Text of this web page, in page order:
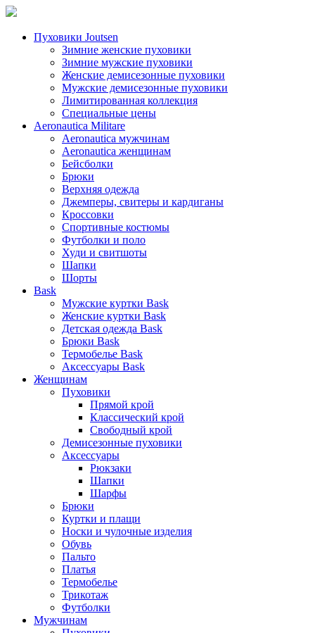
Пуховики Joutsen
Зимние женские пуховики
Зимние мужские пуховики
Женские демисезонные пуховики
Мужские демисезонные пуховики
Лимитированная коллекция
Специальные цены
Aeronautica Militare
Aeronautica мужчинам
Aeronautica женщинам
Бейсболки
Брюки
Верхняя одежда
Джемперы, свитеры и кардиганы
Кроссовки
Спортивные костюмы
Футболки и поло
Худи и свитшоты
Шапки
Шорты
Bask
Мужские куртки Bask
Женские куртки Bask
Детская одежда Bask
Брюки Bask
Термобелье Bask
Аксессуары Bask
Женщинам
Пуховики
Прямой крой
Классический крой
Свободный крой
Демисезонные пуховики
Аксессуары
Рюкзаки
Шапки
Шарфы
Брюки
Куртки и плащи
Носки и чулочные изделия
Обувь
Пальто
Платья
Термобелье
Трикотаж
Футболки
Мужчинам